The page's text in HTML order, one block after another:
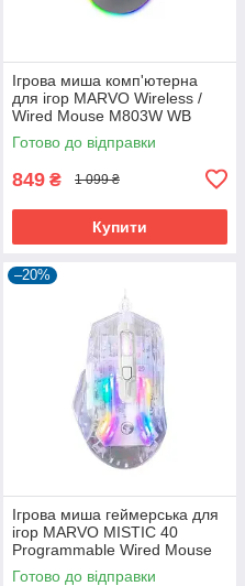
Ігрова миша комп'ютерна
для ігор MARVO Wireless /
Wired Mouse M803W WB
|2.4G/Type-C, 800-4800dpi|
Готово до відправки
849 ₴ 1 099 ₴
Купити
–20%
Ігрова миша геймерська для
ігор MARVO MISTIC 40
Programmable Wired Mouse
M413 |1200-7200dpi|
Готово до відправки